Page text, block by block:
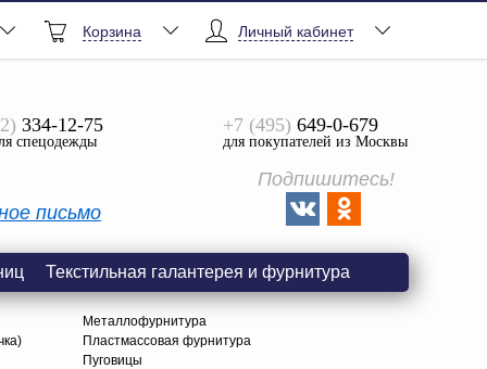
Личный кабинет
Корзина
334-12-75
спецодежды
+7 (495) 649-0-679
для покупателей из Москвы
письмо
Подпишитесь!
Текстильная галантерея и фурнитура
Металлофурнитура
Пластмассовая фурнитура
Пуговицы